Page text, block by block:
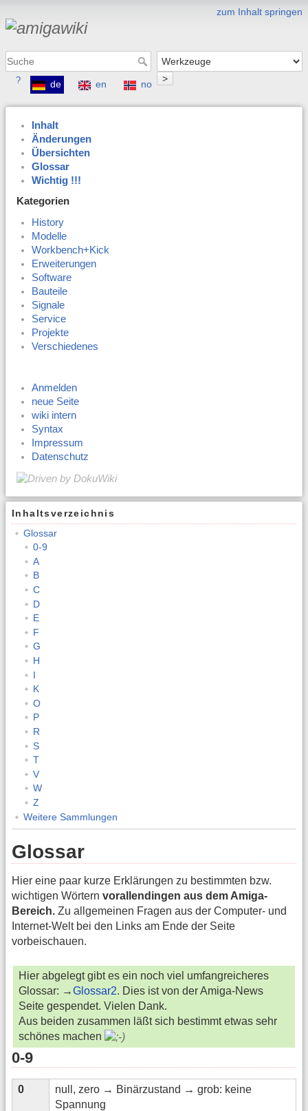
zum Inhalt springen
>
? de en no
Inhalt
Änderungen
Übersichten
Glossar
Wichtig !!!
Kategorien
History
Modelle
Workbench+Kick
Erweiterungen
Software
Bauteile
Signale
Service
Projekte
Verschiedenes
Anmelden
neue Seite
wiki intern
Syntax
Impressum
Datenschutz
Inhaltsverzeichnis
Glossar
0-9
A
B
C
D
E
F
G
H
I
K
O
P
R
S
T
V
W
Z
Weitere Sammlungen
Glossar
Hier eine paar kurze Erklärungen zu bestimmten bzw.
wichtigen Wörtern vorallendingen aus dem Amiga-
Bereich. Zu allgemeinen Fragen aus der Computer- und
Internet-Welt bei den Links am Ende der Seite
vorbeischauen.
Hier abgelegt gibt es ein noch viel umfangreicheres
Glossar: →Glossar2. Dies ist von der Amiga-News
Seite gespendet. Vielen Dank.
Aus beiden zusammen läßt sich bestimmt etwas sehr
schönes machen
0-9
0
null, zero → Binärzustand → grob: keine
Spannung